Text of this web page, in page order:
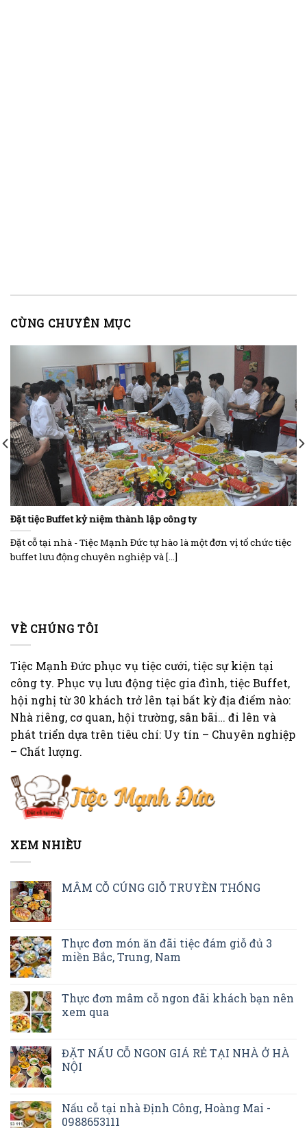
CÙNG CHUYÊN MỤC
Đặt tiệc Buffet kỷ niệm thành lập công ty
Đặt cỗ tại nhà - Tiệc Mạnh Đức tự hào là một đơn vị tổ chức tiệc
buffet lưu động chuyên nghiệp và [...]
VỀ CHÚNG TÔI
Tiệc Mạnh Đức phục vụ tiệc cưới, tiệc sự kiện tại
công ty. Phục vụ lưu động tiệc gia đình, tiệc Buffet,
hội nghị từ 30 khách trở lên tại bất kỳ địa điểm nào:
Nhà riêng, cơ quan, hội trường, sân bãi… đi lên và
phát triển dựa trên tiêu chí: Uy tín – Chuyên nghiệp
– Chất lượng.
XEM NHIỀU
MÂM CỖ CÚNG GIỖ TRUYỀN THỐNG
Thực đơn món ăn đãi tiệc đám giỗ đủ 3
miền Bắc, Trung, Nam
Thực đơn mâm cỗ ngon đãi khách bạn nên
xem qua
ĐẶT NẤU CỖ NGON GIÁ RẺ TẠI NHÀ Ở HÀ
NỘI
Nấu cỗ tại nhà Định Công, Hoàng Mai -
0988653111